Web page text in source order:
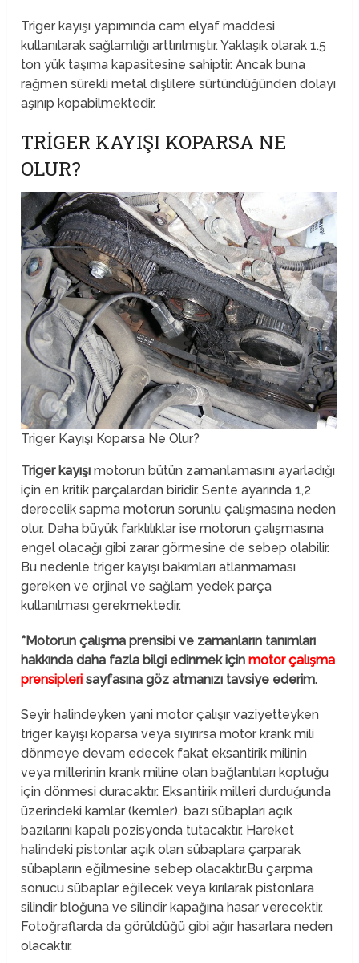
Triger kayışı yapımında cam elyaf maddesi
kullanılarak sağlamlığı arttırılmıştır. Yaklaşık olarak 1.5
ton yük taşıma kapasitesine sahiptir. Ancak buna
rağmen sürekli metal dişlilere sürtündüğünden dolayı
aşınıp kopabilmektedir.
TRIGER KAYIŞI KOPARSA NE
OLUR?
Triger Kayışı Koparsa Ne Olur?
Triger kayışı motorun bütün zamanlamasını ayarladığı
için en kritik parçalardan biridir. Sente ayarında 1,2
derecelik sapma motorun sorunlu çalışmasına neden
olur. Daha büyük farklılıklar ise motorun çalışmasına
engel olacağı gibi zarar görmesine de sebep olabilir.
Bu nedenle triger kayışı bakımları atlanmaması
gereken ve orjinal ve sağlam yedek parça
kullanılması gerekmektedir.
*Motorun çalışma prensibi ve zamanların tanımları
hakkında daha fazla bilgi edinmek içinmotor çalışma
prensipleri sayfasına göz atmanızı tavsiye ederim.
Seyir halindeyken yani motor çalışır vaziyetteyken
triger kayışı koparsa veya sıyırırsa motor krank mili
dönmeye devam edecek fakat eksantirik milinin
veya millerinin krank miline olan bağlantıları koptuğu
için dönmesi duracaktır. Eksantirik milleri durduğunda
üzerindeki kamlar (kemler), bazı sübapları açık
bazılarını kapalı pozisyonda tutacaktır. Hareket
halindeki pistonlar açık olan sübaplara çarparak
sübapların eğilmesine sebep olacaktır.Bu çarpma
sonucu sübaplar eğilecek veya kırılarak pistonlara
silindir bloğuna ve silindir kapağına hasar verecektir.
Fotoğraflarda da görüldüğü gibi ağır hasarlara neden
olacaktır.